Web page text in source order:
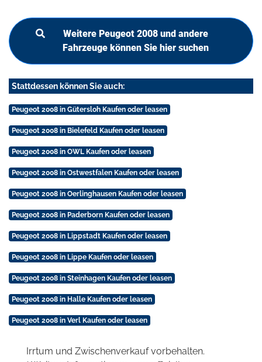
Weitere Peugeot 2008 und andere
Fahrzeuge können Sie hier suchen
Stattdessen können Sie auch:
Peugeot 2008 in Gütersloh Kaufen oder leasen
Peugeot 2008 in Bielefeld Kaufen oder leasen
Peugeot 2008 in OWL Kaufen oder leasen
Peugeot 2008 in Ostwestfalen Kaufen oder leasen
Peugeot 2008 in Oerlinghausen Kaufen oder leasen
Peugeot 2008 in Paderborn Kaufen oder leasen
Peugeot 2008 in Lippstadt Kaufen oder leasen
Peugeot 2008 in Lippe Kaufen oder leasen
Peugeot 2008 in Steinhagen Kaufen oder leasen
Peugeot 2008 in Halle Kaufen oder leasen
Peugeot 2008 in Verl Kaufen oder leasen
Irrtum und Zwischenverkauf vorbehalten.